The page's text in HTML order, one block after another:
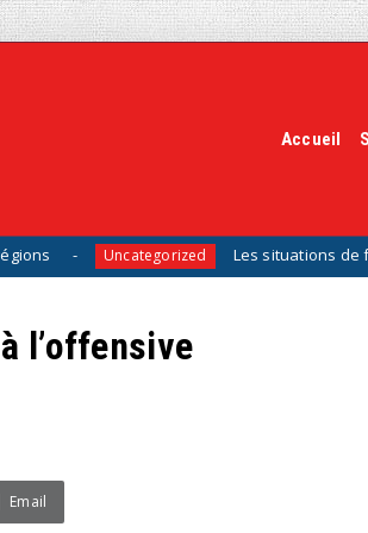
Accueil
Uncategorized Les situations de fragilité
l’offensive
Email